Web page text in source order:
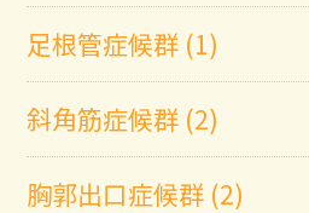
足根管症候群 (1)
斜角筋症候群 (2)
胸郭出口症候群 (2)